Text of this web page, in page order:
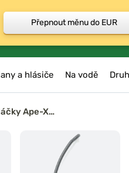
a hlásiče Na vodě
Ape-X…
Přepnout měnu do EUR